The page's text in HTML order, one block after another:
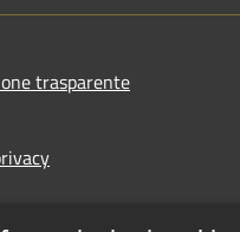
trasparente